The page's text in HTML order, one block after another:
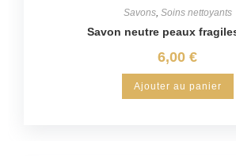
Savons, Soins nettoyants
Savon neutre peaux
6,00 €
Ajouter au panier